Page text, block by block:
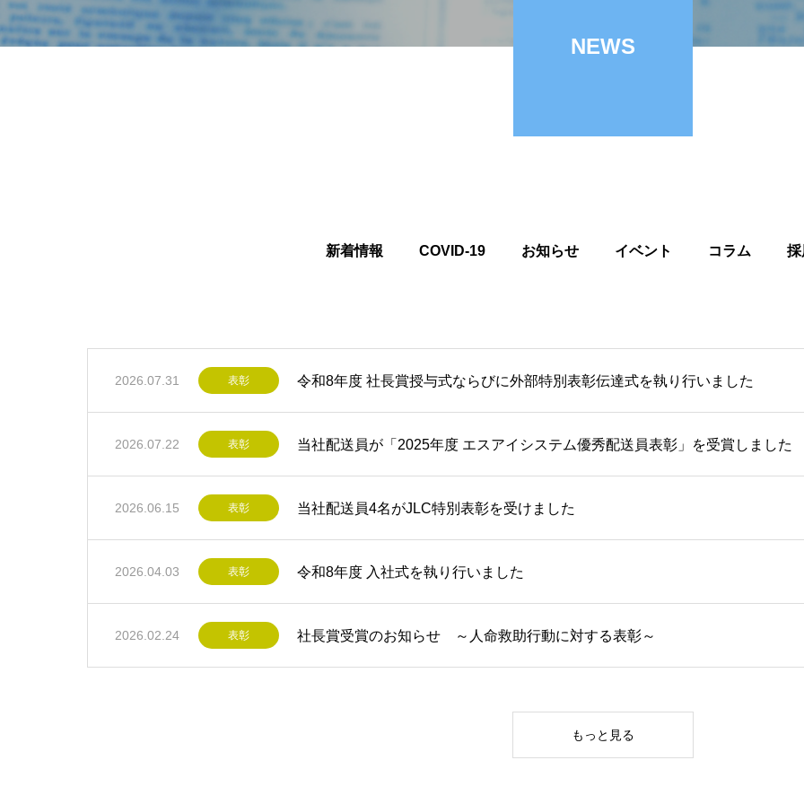
NEWS
新着情報 COVID-19 お知らせ イベント コラム 採
2026.07.31 表彰 令和8年度 社長賞授与式ならびに外部特別表彰伝達式を執り行いました
2026.07.22 表彰 当社配送員が「2025年度 エスアイシステム優秀配送員表彰」を受賞しました
2026.06.15 表彰 当社配送員4名がJLC特別表彰を受けました
2026.04.03 表彰 令和8年度 入社式を執り行いました
2026.02.24 表彰 社長賞受賞のお知らせ ～人命救助行動に対する表彰～
もっと見る